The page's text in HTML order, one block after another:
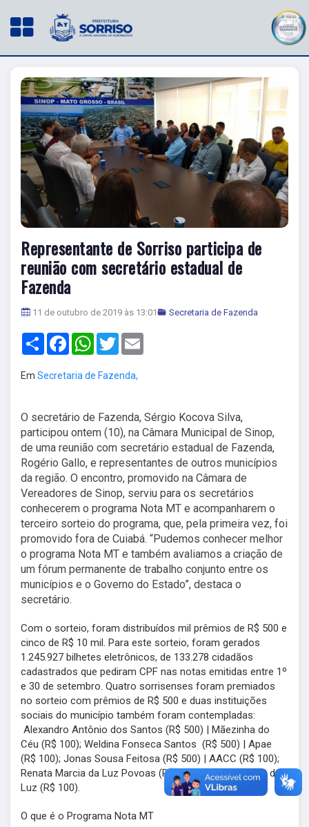
Representante de Sorriso participa de
reunião com secretário estadual de
Fazenda
11 de outubro de 2019 às 13:01 Secretaria de Fazenda
Share FacebookWhatsApp
Twitter
Em Secretaria de Fazenda,
O secretário de Fazenda, Sérgio Kocova Silva,
participou ontem (10), na Câmara Municipal de Sinop,
de uma reunião com secretário estadual de Fazenda,
Rogério Gallo, e representantes de outros municípios
da região. O encontro, promovido na Câmara de
Vereadores de Sinop, serviu para os secretários
conhecerem o programa Nota MT e acompanharem o
terceiro sorteio do programa, que, pela primeira vez, foi
promovido fora de Cuiabá. “Pudemos conhecer melhor
o programa Nota MT e também avaliamos a criação de
um fórum permanente de trabalho conjunto entre os
municípios e o Governo do Estado”, destaca o
secretário.
Com o sorteio, foram distribuídos mil prêmios de R$ 500 e
cinco de R$ 10 mil. Para este sorteio, foram gerados
1.245.927 bilhetes eletrônicos, de 133.278 cidadãos
cadastrados que pediram CPF nas notas emitidas entre 1º
e 30 de setembro. Quatro sorrisenses foram premiados
no sorteio com prêmios de R$ 500 e duas instituições
sociais do município também foram contempladas:
Alexandro Antônio dos Santos (R$ 500) | Mãezinha do
Céu (R$ 100); Weldina Fonseca Santos (R$ 500) | Apae
(R$ 100); Jonas Sousa Feitosa (R$ 500) | AACC (R$ 100);
Renata Marcia da Luz Povoas (R$ 500) | Seara Espírita de
Luz (R$ 100).
O que é o Programa Nota MT